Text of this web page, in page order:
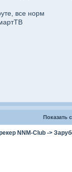
все норм
Показать
NNM-Club->